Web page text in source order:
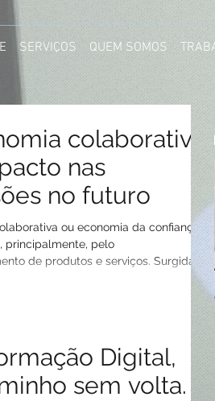
SERVIÇOS QUEM SOMOS
colaborativa
nas
no futuro
ou economia da confiança é
principalmente, pelo
de produtos e serviços. Surgida...
Digital,
sem volta.